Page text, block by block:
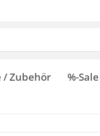
/ Zubehör %-Sale